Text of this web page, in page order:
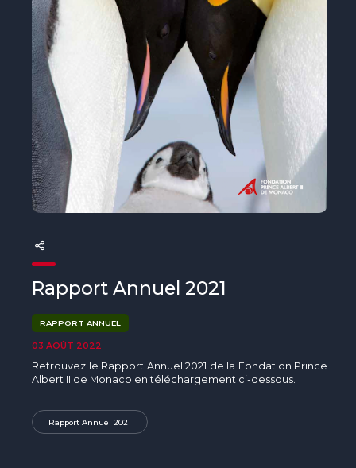
Beyond Plastic Med : BeMed
OACIS
Initiative Homme - Faune sauvage
The Green Shift Initiative
Rapport Annuel 2021
RAPPORT ANNUEL
03 AOÛT 2022
Retrouvez le Rapport Annuel 2021 de la Fondation Prince
Albert II de Monaco en téléchargement ci-dessous.
Rapport Annuel 2021